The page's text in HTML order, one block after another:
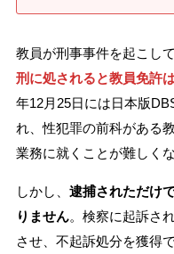
弁護士費用
アクセス
ご依頼者からの
教員が刑事事件を起こし
刑に処されると教員免許
年12月25日には日本版
れ、性犯罪の前科がある
業務に就くことが難しくな
しかし、 逮捕されただけ
りません。検察に起訴さ
させ、不起訴処分を獲得